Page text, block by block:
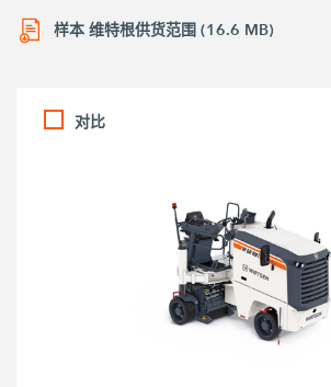
样本 维特根供货范围 (16.6 MB)
对比